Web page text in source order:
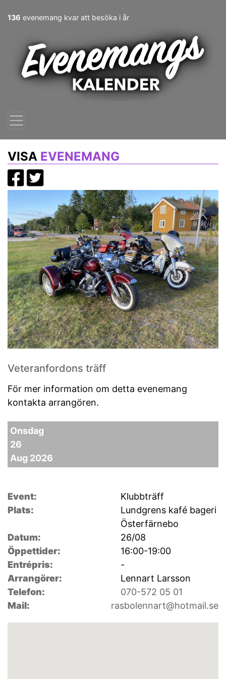
136 evenemang kvar att besöka i år
VISA EVENEMANG
Veteranfordons träff
För mer information om detta evenemang
kontakta arrangören.
Onsdag
26
Aug 2026
Event:
Klubbträff
Plats:
Lundgrens kafé bageri
Österfärnebo
Datum:
26/08
Öppettider:
16:00-19:00
Entrépris:
-
Arrangörer:
Lennart Larsson
Telefon:
070-572 05 01
Mail:
rasbolennart@hotmail.se